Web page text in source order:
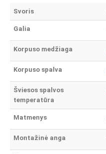
Svoris
Galia
Korpuso medžiaga
Korpuso spalva
Šviesos spalvos
temperatūra
Matmenys
Montažinė anga